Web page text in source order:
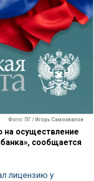
Фото: ПГ / Игорь Самохвалов
на осуществление
сообщается
лицензию у